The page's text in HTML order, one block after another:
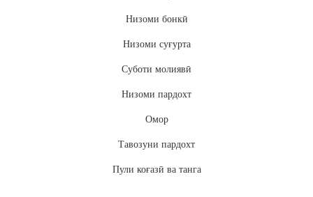
Низоми бонкӣ
Низоми суғурта
Суботи молиявӣ
Низоми пардохт
Омор
Тавозуни пардохт
Пули коғазӣ ва танга